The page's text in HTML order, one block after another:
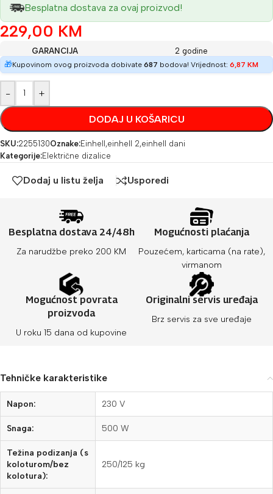
Besplatna dostava za ovaj proizvod!
229,00 KM
GARANCIJA
2 godine
🎁Kupovinom ovog proizvoda dobivate 687 bodova! Vrijednost: 6,87 KM
- +
DODAJ U KOŠARICU
SKU:2255130Oznake:Einhell ,einhell 2,einhell dani
Kategorije:Električne dizalice
Dodaj u listu želja Usporedi
Besplatna dostava 24/48h
Za narudžbe preko 200 KM
Mogućnosti plaćanja
Pouzećem, karticama (na rate),
virmanom
Mogućnost povrata
proizvoda
U roku 15 dana od kupovine
Originalni servis uređaja
Brz servis za sve uređaje
Tehničke karakteristike
Napon: 230 V
Snaga: 500 W
Težina podizanja (s
koloturom/bez
kolotura):
250/125 kg